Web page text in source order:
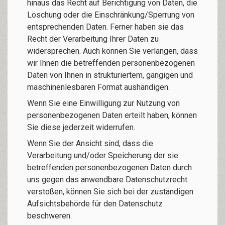
hinaus das Recht auf Berichtigung von Daten, die
Löschung oder die Einschränkung/Sperrung von
entsprechenden Daten. Ferner haben sie das
Recht der Verarbeitung Ihrer Daten zu
widersprechen. Auch können Sie verlangen, dass
wir Ihnen die betreffenden personenbezogenen
Daten von Ihnen in strukturiertem, gängigen und
maschinenlesbaren Format aushändigen.
Wenn Sie eine Einwilligung zur Nutzung von
personenbezogenen Daten erteilt haben, können
Sie diese jederzeit widerrufen.
Wenn Sie der Ansicht sind, dass die
Verarbeitung und/oder Speicherung der sie
betreffenden personenbezogenen Daten durch
uns gegen das anwendbare Datenschutzrecht
verstoßen, können Sie sich bei der zuständigen
Aufsichtsbehörde für den Datenschutz
beschweren.